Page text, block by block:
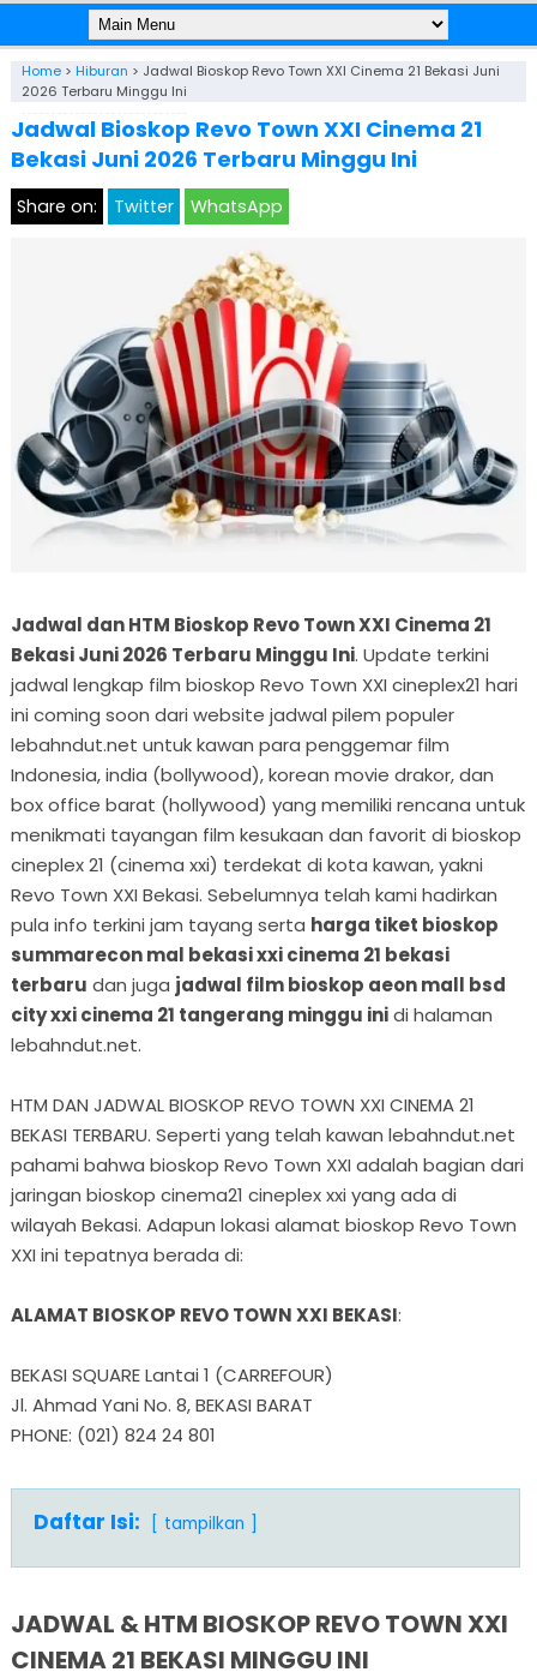
Home> Hiburan > Jadwal Bioskop Revo Town XXI Cinema 21 Bekasi Juni
2026 Terbaru Minggu Ini
Jadwal Bioskop Revo Town XXI Cinema 21
Bekasi Juni 2026 Terbaru Minggu Ini
Share on: Twitter WhatsApp
Jadwal dan HTM Bioskop Revo Town XXI Cinema 21
Bekasi Juni 2026 Terbaru Minggu Ini. Update terkini
jadwal lengkap film bioskop Revo Town XXI cineplex21 hari
ini coming soon dari website jadwal pilem populer
lebahndut.net untuk kawan para penggemar film
Indonesia, india (bollywood), korean movie drakor, dan
box office barat (hollywood) yang memiliki rencana untuk
menikmati tayangan film kesukaan dan favorit di bioskop
cineplex 21 (cinema xxi) terdekat di kota kawan, yakni
Revo Town XXI Bekasi. Sebelumnya telah kami hadirkan
pula info terkini jam tayang serta harga tiket bioskop
summarecon mal bekasi xxi cinema 21 bekasi
terbaru dan juga jadwal film bioskop aeon mall bsd
city xxi cinema 21 tangerang minggu inidi halaman
lebahndut.net.
HTM DAN JADWAL BIOSKOP REVO TOWN XXI CINEMA 21
BEKASI TERBARU. Seperti yang telah kawan lebahndut.net
pahami bahwa bioskop Revo Town XXI adalah bagian dari
jaringan bioskop cinema21 cineplex xxi yang ada di
wilayah Bekasi. Adapun lokasi alamat bioskop Revo Town
XXI ini tepatnya berada di:
ALAMAT BIOSKOP REVO TOWN XXI BEKASI:
BEKASI SQUARE Lantai 1 (CARREFOUR)
Jl. Ahmad Yani No. 8, BEKASI BARAT
PHONE: (021) 824 24 801
Daftar Isi: tampilkan
JADWAL & HTM BIOSKOP REVO TOWN XXI
CINEMA 21 BEKASI MINGGU INI